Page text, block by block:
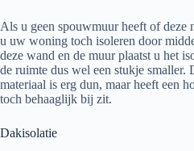
Als u geen spouwmuur heeft of deze
u uw woning toch isoleren door
deze wand en de muur plaatst u het
de ruimte dus wel een stukje smaller.
materiaal is erg dun, maar heeft een
toch behaaglijk bij zit.
Dakisolatie